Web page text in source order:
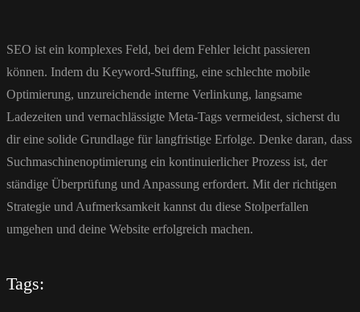
SEO ist ein komplexes Feld, bei dem Fehler leicht passieren
können. Indem du Keyword-Stuffing, eine schlechte mobile
Optimierung, unzureichende interne Verlinkung, langsame
Ladezeiten und vernachlässigte Meta-Tags vermeidest, sicherst du
dir eine solide Grundlage für langfristige Erfolge. Denke daran, dass
Suchmaschinenoptimierung ein kontinuierlicher Prozess ist, der
ständige Überprüfung und Anpassung erfordert. Mit der richtigen
Strategie und Aufmerksamkeit kannst du diese Stolperfallen
umgehen und deine Website erfolgreich machen.
Tags: